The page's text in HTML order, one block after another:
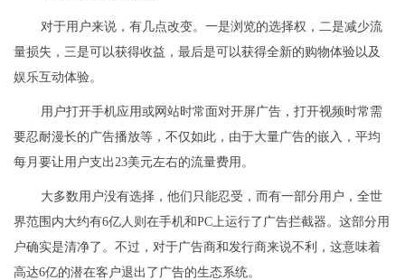
对于用户来说，有几点改变。一是浏览的选择权，二是减少流
量损失，三是可以获得收益，最后是可以获得全新的购物体验以及
娱乐互动体验。
用户打开手机应用或网站时常面对开屏广告，打开视频时常需
要忍耐漫长的广告播放等，不仅如此，由于大量广告的嵌入，平均
每月要让用户支出23美元左右的流量费用。
大多数用户没有选择，他们只能忍受，而有一部分用户，全世
界范围内大约有6亿人则在手机和PC上运行了广告拦截器。这部分用
户确实是清净了。不过，对于广告商和发行商来说不利，这意味着
高达6亿的潜在客户退出了广告的生态系统。